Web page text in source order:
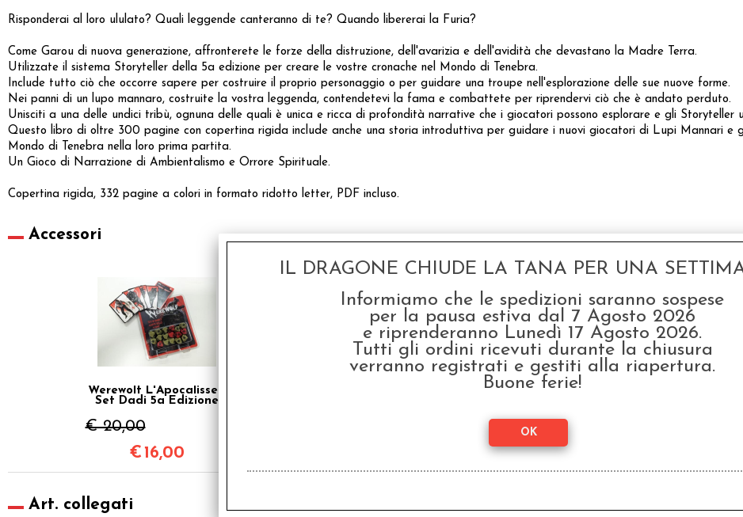
Risponderai al loro ululato? Quali leggende canteranno di te? Quando libererai la Furia?
Come Garou di nuova generazione, affronterete le forze della distruzione, dell'avarizia e dell'avidità che devastano la Madre Terra.
Utilizzate il sistema Storyteller della 5a edizione per creare le vostre cronache nel Mondo di Tenebra.
Include tutto ciò che occorre sapere per costruire il proprio personaggio o per guidare una troupe nell'esplorazione delle sue nuove forme.
Nei panni di un lupo mannaro, costruite la vostra leggenda, contendetevi la fama e combattete per riprendervi ciò che è andato perduto.
Unisciti a una delle undici tribù, ognuna delle quali è unica e ricca di profondità narrative che i giocatori possono esplorare e gli Storyteller
Questo libro di oltre 300 pagine con copertina rigida include anche una storia introduttiva per guidare i nuovi giocatori di Lupi Mannari e
Mondo di Tenebra nella loro prima partita.
Un Gioco di Narrazione di Ambientalismo e Orrore Spirituale.
Copertina rigida, 332 pagine a colori in formato ridotto letter, PDF incluso.
Accessori
Werewolf L'Apocalisse -
Set Dadi 5a Edizione
€ 20,00
€ 16,00
Werewolf L’Apocalisse -
SCONTO 20%
Art. collegati
IL DRAGONE CHIUDE LA TANA PER UNA
Informiamo che le spedizioni saranno sospese
per la pausa estiva dal 7 Agosto 2026
e riprenderanno Lunedì 17 Agosto 2026.
Tutti gli ordini ricevuti durante la chiusura
verranno registrati e gestiti alla riapertura.
Buone ferie!